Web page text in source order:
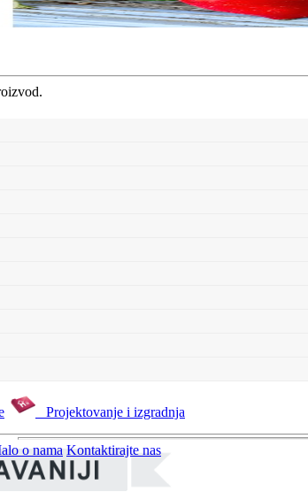
Projektovanje i izgradnja
o nama Kontaktirajte nas